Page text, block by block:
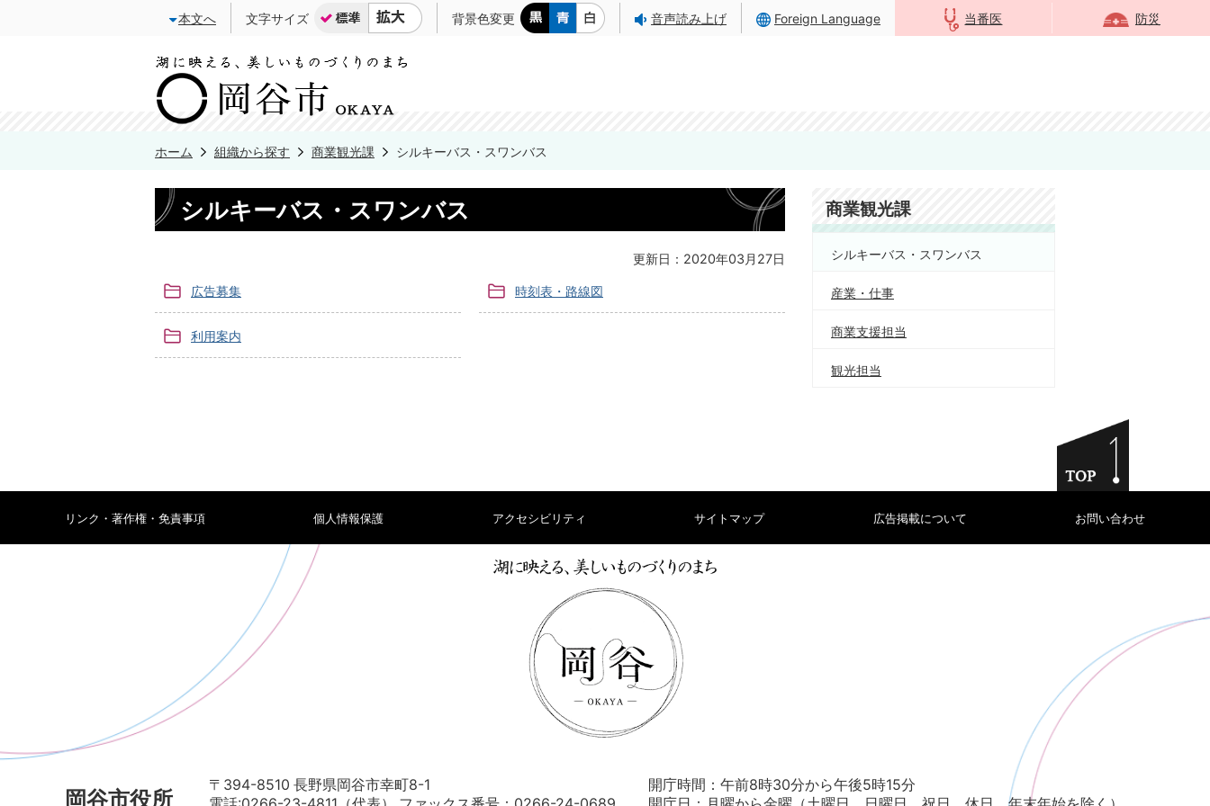
本文へ 文字サイズ 背景色変更 音声読み上げ Foreign Language 当番医 防災
ホーム 組織から探す 商業観光課 シルキーバス・スワンバス
シルキーバス・スワンバス
更新日：2020年03月27日
広告募集 時刻表・路線図
利用案内
商業観光課
シルキーバス・スワンバス
産業・仕事
商業支援担当
観光担当
リンク・著作権・免責事項 個人情報保護 アクセシビリティ サイトマップ 広告掲載について お問い合わせ
岡谷市役所
〒394-8510 長野県岡谷市幸町8-1
開庁時間：午前8時30分から午後5時15分